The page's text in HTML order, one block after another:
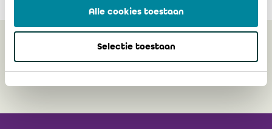
Alle cookies toestaan
Selectie toestaan
Gerelateerd